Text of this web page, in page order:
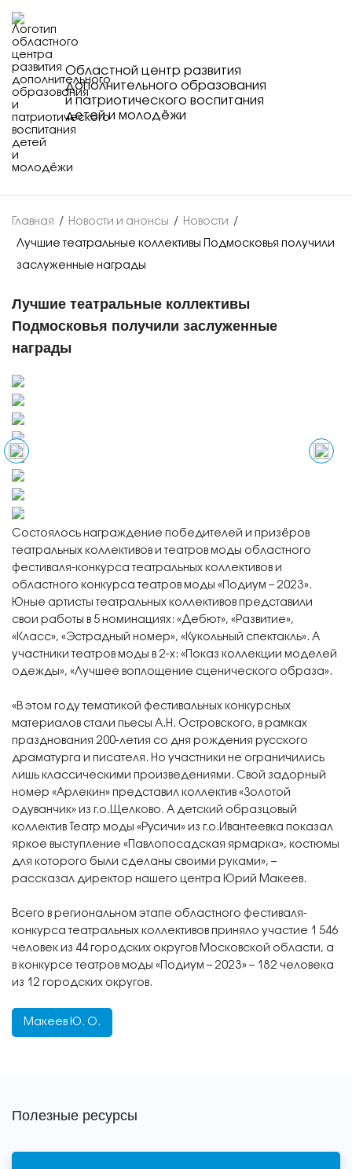
Областной центр развития
дополнительного образования
и патриотического воспитания
детей и молодёжи
Главная / Новости и анонсы / Новости /
Лучшие театральные коллективы Подмосковья получили
заслуженные награды
Лучшие театральные коллективы
Подмосковья получили заслуженные
награды
Состоялось награждение победителей и призёров
театральных коллективов и театров моды областного
фестиваля-конкурса театральных коллективов и
областного конкурса театров моды «Подиум – 2023».
Юные артисты театральных коллективов представили
свои работы в 5 номинациях: «Дебют», «Развитие»,
«Класс», «Эстрадный номер», «Кукольный спектакль». А
участники театров моды в 2-х: «Показ коллекции моделей
одежды», «Лучшее воплощение сценического образа».
«В этом году тематикой фестивальных конкурсных
материалов стали пьесы А.Н. Островского, в рамках
празднования 200-летия со дня рождения русского
драматурга и писателя. Но участники не ограничились
лишь классическими произведениями. Свой задорный
номер «Арлекин» представил коллектив «Золотой
одуванчик» из г.о.Щелково. А детский образцовый
коллектив Театр моды «Русичи» из г.о.Ивантеевка показал
яркое выступление «Павлопосадская ярмарка», костюмы
для которого были сделаны своими руками», –
рассказал директор нашего центра Юрий Макеев.
Всего в региональном этапе областного фестиваля-
конкурса театральных коллективов приняло участие 1 546
человек из 44 городских округов Московской области, а
в конкурсе театров моды «Подиум – 2023» – 182 человека
из 12 городских округов.
Макеев Ю. О.
Полезные ресурсы